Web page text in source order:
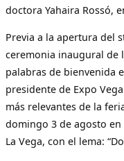
doctora Yahaira Rossó,
Previa a la apertura del
ceremonia inaugural de
palabras de bienvenida
presidente de Expo
más relevantes de la
domingo 3 de agosto
La Vega, con el lema: